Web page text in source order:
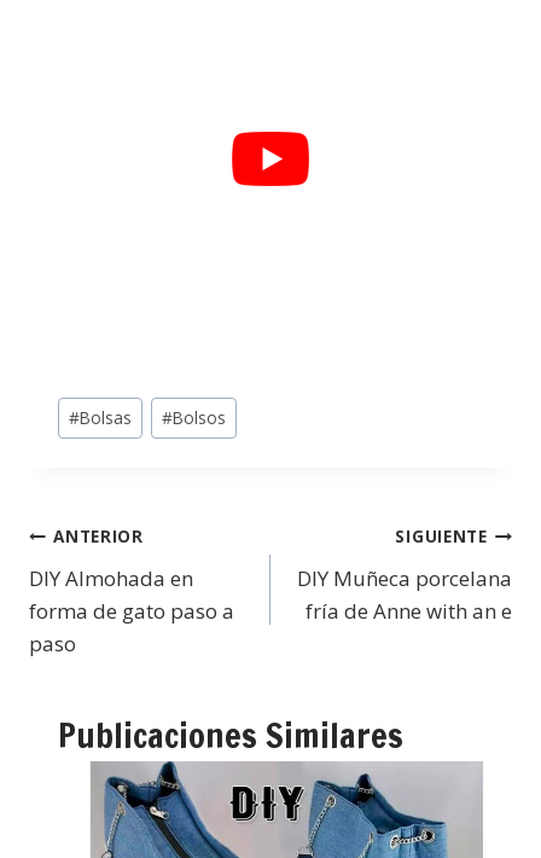
#Bolsas #Bolsos
ANTERIOR
DIY Almohada en
forma de gato paso a
paso
SIGUIENTE
DIY Muñeca porcelana
fría de Anne with an e
Publicaciones Similares